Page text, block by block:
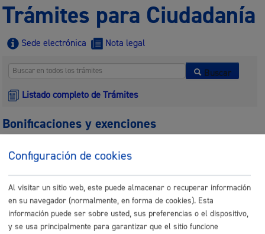
Trámites para Ciudadanía
Sede electrónica Nota legal
Buscar
Listado completo de Trámites
Bonificaciones y exenciones
Exención de recargo en la cuota Impuesto de Bienes
electrónico
ONLINE
PRESENCIAL
Configuración de cookies
Al visitar un sitio web, este puede almacenar o recuperar información
en su navegador (normalmente, en forma de cookies). Esta
información puede ser sobre usted, sus preferencias o el dispositivo,
y se usa principalmente para garantizar que el sitio funcione